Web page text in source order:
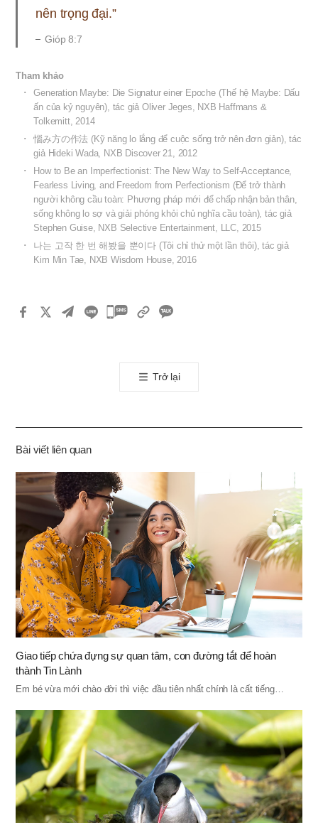
nên trọng đại.”
Gióp 8:7
Tham khảo
Generation Maybe: Die Signatur einer Epoche (Thế hệ Maybe: Dấu
ấn của kỷ nguyên), tác giả Oliver Jeges, NXB Haffmans &
Tolkemitt, 2014
惱み方の作法 (Kỹ năng lo lắng để cuộc sống trở nên đơn giản), tác
giả Hideki Wada, NXB Discover 21, 2012
How to Be an Imperfectionist: The New Way to Self-Acceptance,
Fearless Living, and Freedom from Perfectionism (Để trở thành
người không cầu toàn: Phương pháp mới để chấp nhận bản thân,
sống không lo sợ và giải phóng khỏi chủ nghĩa cầu toàn), tác giả
Stephen Guise, NXB Selective Entertainment, LLC, 2015
나는 고작 한 번 해봤을 뿐이다 (Tôi chỉ thử một lần thôi), tác giả
Kim Min Tae, NXB Wisdom House, 2016
카
톡
공
기
Trở lại
Bài viết liên quan
Giao tiếp chứa đựng sự quan tâm, con đường tắt để hoàn
thành Tin Lành
Em bé vừa mới chào đời thì việc đầu tiên nhất chính là cất tiếng…